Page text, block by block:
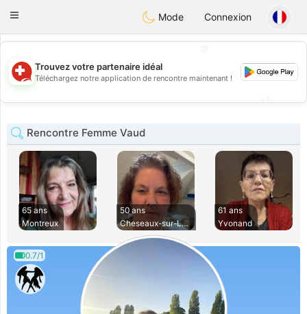
Suissi
Toggle
Mode Connexion
💖
💕
Trouvez votre partenaire idéal
Téléchargez notre application de rencontre maintenant !
Rencontre Femme Vaud
65 ans
Montreux
50 ans
Cheseaux-sur-Lausa
61 ans
Yvonand
0.7/1